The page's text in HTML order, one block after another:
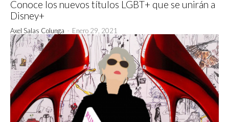
Conoce los nuevos títulos LGBT+ que se unirán a
Disney+
Axel Salas Colunga - Enero 29, 2021